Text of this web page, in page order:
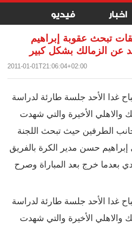
اخبار فيديو
تبحث عقوبة إبراهيم
عن الزمالك بشكل كبير
2011-01-01T21:06:04+02:00
غدا الأحد جلسة طارئة لدراسة
والاهلي الأخيرة والتي شهدت
الطرفين حيث تبحث اللجنة
حسن مدير الكرة بالفريق
بعدما خرج بعد المباراة وصرح
غدا الأحد جلسة طارئة لدراسة
والاهلي الأخيرة والتي شهدت